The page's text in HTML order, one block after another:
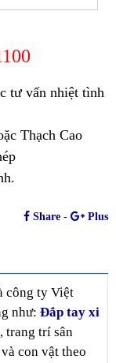
tư vấn nhiệt tình
Thạch Cao
Share - Plus
công ty Việt
như: Đắp tay xi
trang trí sân
con vật theo